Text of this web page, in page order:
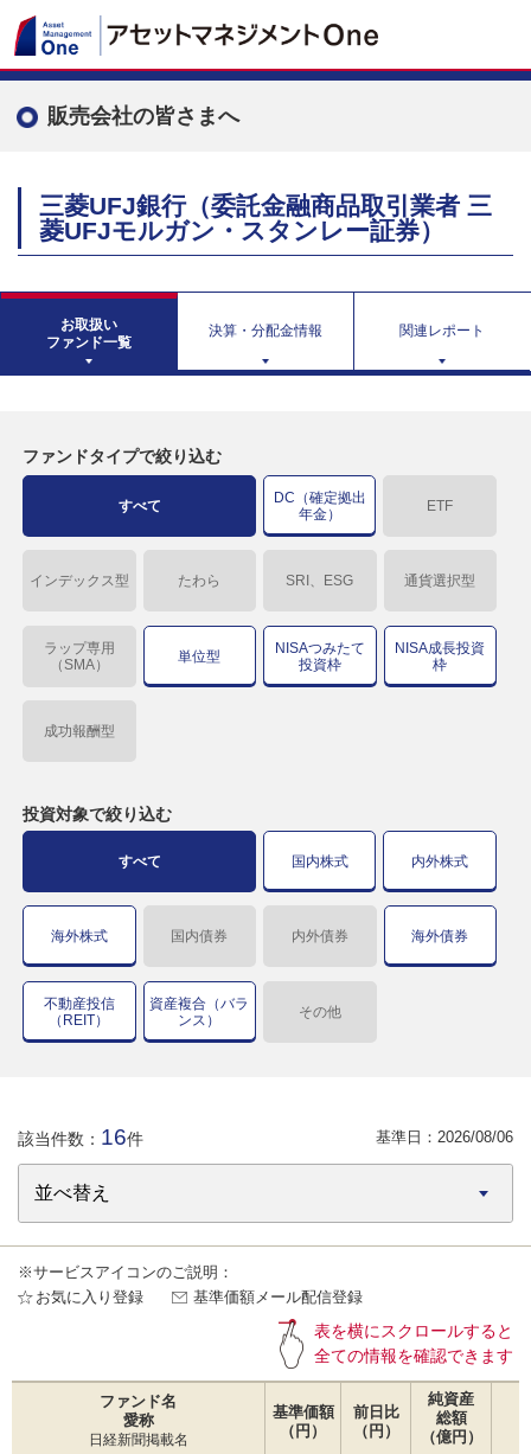
販売会社の皆さまへ
三菱UFJ銀行（委託金融商品取引業者 三
菱UFJモルガン・スタンレー証券）
お取扱い
ファンド一覧
決算・分配金情報 関連レポート
ファンドタイプで絞り込む
すべて
DC（確定拠出
年金）
ETF
インデックス型 たわら SRI、ESG 通貨選択型
ラップ専用
（SMA）
単位型
NISAつみたて
投資枠
NISA成長投資
枠
成功報酬型
投資対象で絞り込む
すべて 国内株式 内外株式
海外株式 国内債券 内外債券 海外債券
不動産投信
（REIT）
資産複合（バラ
ンス）
その他
該当件数： 16件 基準日： 2026/08/06
※サービスアイコンのご説明：
お気に入り登録
基準価額メール配信登録
表を横にスクロールすると
全ての情報を確認できます
ファンド名
愛称
日経新聞掲載名
基準価額
（円）
前日比
（円）
純資産
総額
（億円）